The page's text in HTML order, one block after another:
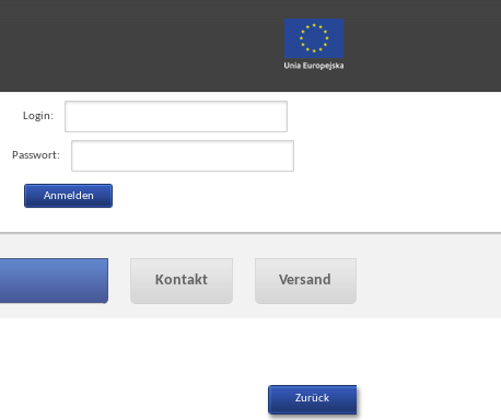
Login:
Passwort:
Kontakt Versand